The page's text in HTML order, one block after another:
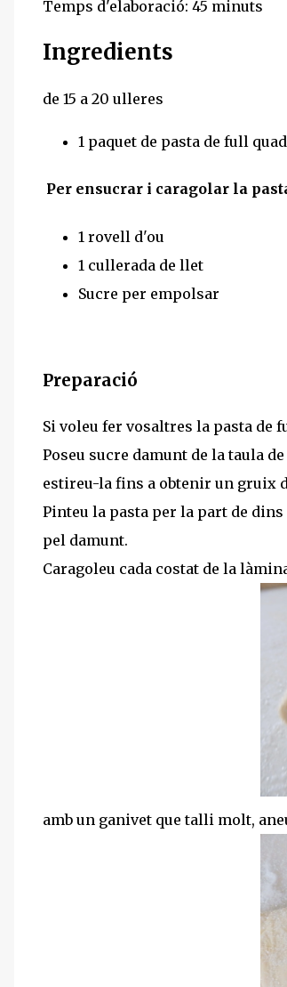
Temps d'elaboració: 45 minuts
Ingredients
de 15 a 20 ulleres
1 paquet de pasta de full
Per ensucrar i caragolar la
1 rovell d'ou
1 cullerada de llet
Sucre per empolsar
Preparació
Si voleu fer vosaltres la pasta de
Poseu sucre damunt de la taula
estireu-la fins a obtenir un gruix
Pinteu la pasta per la part de
pel damunt.
Caragoleu cada costat de la
amb un ganivet que talli molt,